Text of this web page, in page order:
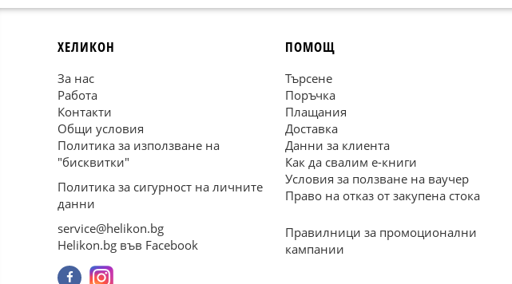
ХЕЛИКОН
За нас
Работа
Контакти
Общи условия
Политика за използване на
"бисквитки"
Политика за сигурност на личните
данни
service@helikon.bg
Helikon.bg във Facebook
ПОМОЩ
Търсене
Поръчка
Плащания
Доставка
Данни за клиента
Как да свалим е-книги
Условия за ползване на ваучер
Право на отказ от закупена стока
Правилници за промоционални
кампании